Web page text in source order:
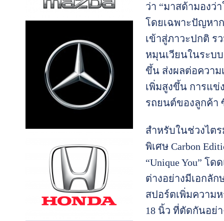
ว่า “มาสด้ามองว่
โดยเฉพาะปัญหา
เข้าสู่ภาวะปกติ ร
หมุนเวียนในระบ
ขึ้น ส่งผลต่อควา
เพิ่มสูงขึ้น การแข่
รถยนต์ของลูกค้า
สำหรับในช่วงไต
พิเศษ Carbon
“Unique You”
ต่างอย่างมีเอกลั
สปอร์ตเพิ่มความ
18 นิ้ว ที่ตัดกันอย่